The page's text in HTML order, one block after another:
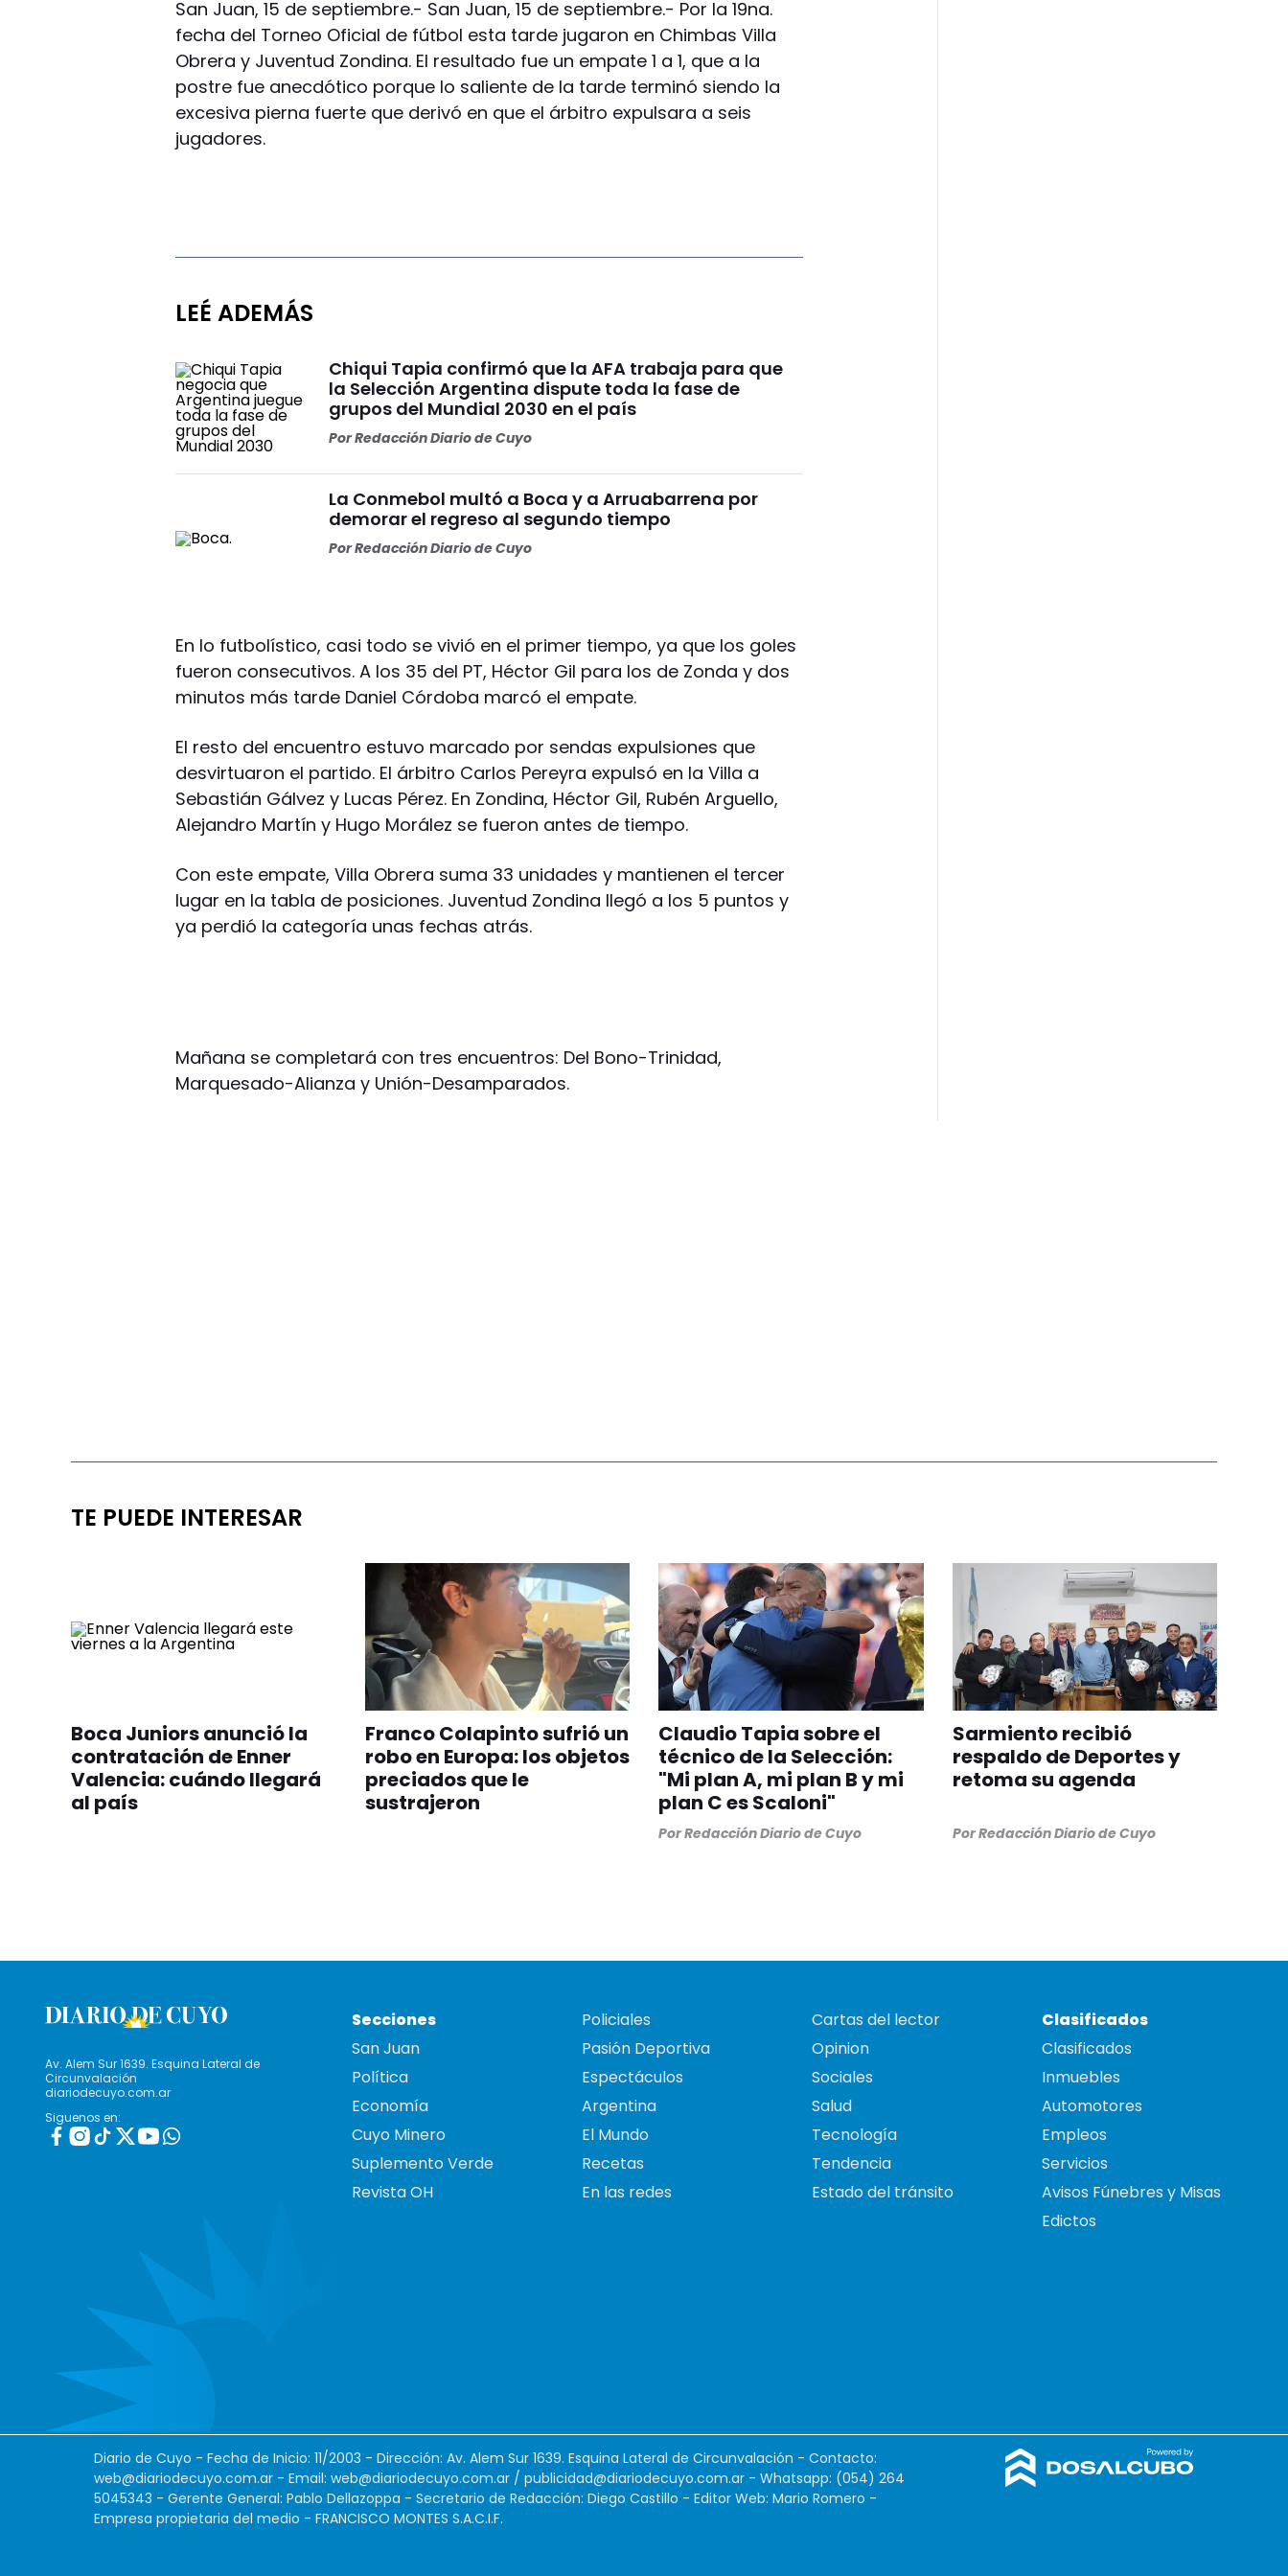
San Juan, 15 de septiembre.- San Juan, 15 de septiembre.- Por la 19na.
fecha del Torneo Oficial de fútbol esta tarde jugaron en Chimbas Villa
Obrera y Juventud Zondina. El resultado fue un empate 1 a 1, que a la
postre fue anecdótico porque lo saliente de la tarde terminó siendo la
excesiva pierna fuerte que derivó en que el árbitro expulsara a seis
jugadores.
LEÉ ADEMÁS
Chiqui Tapia confirmó que la AFA trabaja para que
la Selección Argentina dispute toda la fase de
grupos del Mundial 2030 en el país
PorRedacción Diario de Cuyo
La Conmebol multó a Boca y a Arruabarrena por
demorar el regreso al segundo tiempo
PorRedacción Diario de Cuyo
En lo futbolístico, casi todo se vivió en el primer tiempo, ya que los goles
fueron consecutivos. A los 35 del PT, Héctor Gil para los de Zonda y dos
minutos más tarde Daniel Córdoba marcó el empate.
El resto del encuentro estuvo marcado por sendas expulsiones que
desvirtuaron el partido. El árbitro Carlos Pereyra expulsó en la Villa a
Sebastián Gálvez y Lucas Pérez. En Zondina, Héctor Gil, Rubén Arguello,
Alejandro Martín y Hugo Morález se fueron antes de tiempo.
Con este empate, Villa Obrera suma 33 unidades y mantienen el tercer
lugar en la tabla de posiciones. Juventud Zondina llegó a los 5 puntos y
ya perdió la categoría unas fechas atrás.
Mañana se completará con tres encuentros: Del Bono-Trinidad,
Marquesado-Alianza y Unión-Desamparados.
TE PUEDE INTERESAR
Boca Juniors anunció la
contratación de Enner
Valencia: cuándo llegará
al país
Franco Colapinto sufrió un
robo en Europa: los objetos
preciados que le
sustrajeron
Claudio Tapia sobre el
técnico de la Selección:
"Mi plan A, mi plan B y mi
plan C es Scaloni"
PorRedacción Diario de Cuyo
Sarmiento recibió
respaldo de Deportes y
retoma su agenda
PorRedacción Diario de Cuyo
Av. Alem Sur 1639. Esquina Lateral de
Circunvalación
diariodecuyo.com.ar
Siguenos en:
Secciones
San Juan
Política
Economía
Cuyo Minero
Suplemento Verde
Revista OH
Policiales
Pasión Deportiva
Espectáculos
Argentina
El Mundo
Recetas
En las redes
Cartas del lector
Opinion
Sociales
Salud
Tecnología
Tendencia
Estado del tránsito
Clasificados
Clasificados
Inmuebles
Automotores
Empleos
Servicios
Avisos Fúnebres y Misas
Edictos
Diario de Cuyo - Fecha de Inicio: 11/2003 - Dirección: Av. Alem Sur 1639. Esquina Lateral de Circunvalación - Contacto:
web@diariodecuyo.com.ar - Email: web@diariodecuyo.com.ar / publicidad@diariodecuyo.com.ar - Whatsapp: (054) 264
5045343 - Gerente General: Pablo Dellazoppa - Secretario de Redacción: Diego Castillo - Editor Web: Mario Romero -
Empresa propietaria del medio - FRANCISCO MONTES S.A.C.I.F.